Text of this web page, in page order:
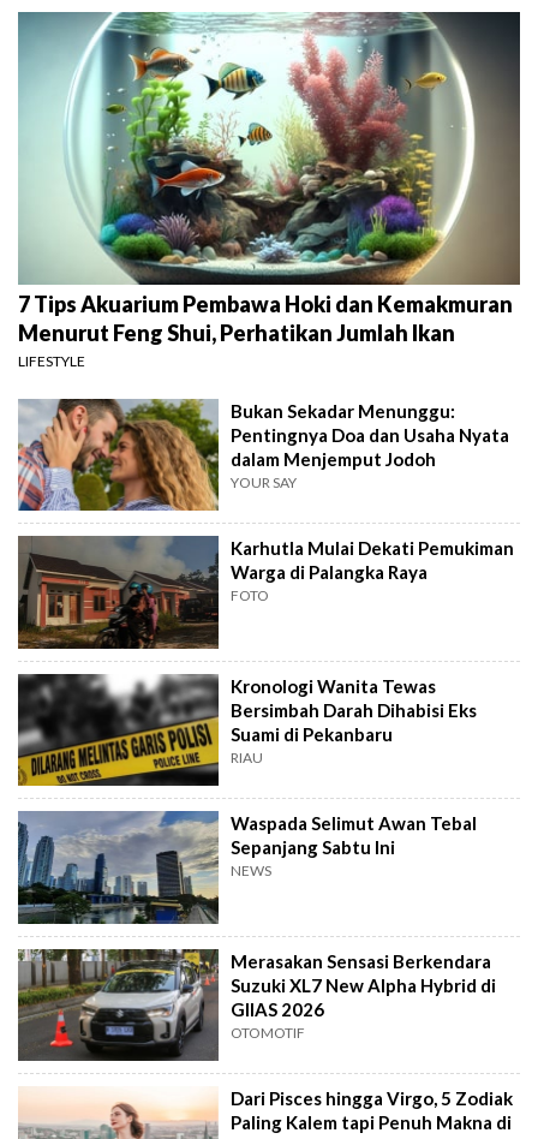
7 Tips Akuarium Pembawa Hoki dan Kemakmuran
Menurut Feng Shui, Perhatikan Jumlah Ikan
LIFESTYLE
Bukan Sekadar Menunggu:
Pentingnya Doa dan Usaha Nyata
dalam Menjemput Jodoh
YOUR SAY
Karhutla Mulai Dekati Pemukiman
Warga di Palangka Raya
FOTO
Kronologi Wanita Tewas
Bersimbah Darah Dihabisi Eks
Suami di Pekanbaru
RIAU
Waspada Selimut Awan Tebal
Sepanjang Sabtu Ini
NEWS
Merasakan Sensasi Berkendara
Suzuki XL7 New Alpha Hybrid di
GIIAS 2026
OTOMOTIF
Dari Pisces hingga Virgo, 5 Zodiak
Paling Kalem tapi Penuh Makna di